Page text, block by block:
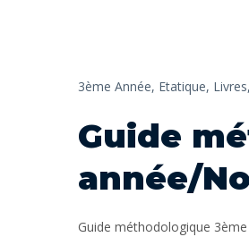
3ème Année, Etatique, Livres,
Guide
année/
Guide méthodologique